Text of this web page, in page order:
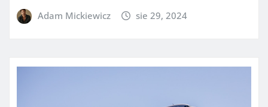
Adam Mickiewicz sie 29, 2024